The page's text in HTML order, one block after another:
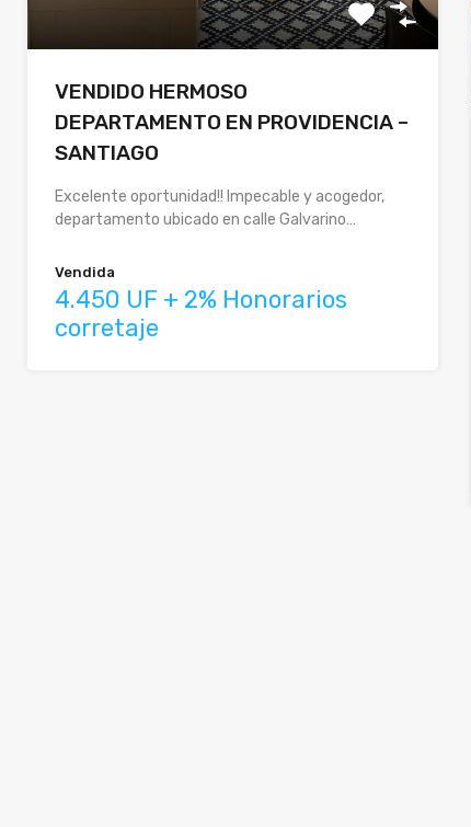
VENDIDO HERMOSO
DEPARTAMENTO EN PROVIDENCIA –
SANTIAGO
Excelente oportunidad!! Impecable y acogedor,
departamento ubicado en calle Galvarino…
Vendida
4.450 UF + 2% Honorarios
corretaje